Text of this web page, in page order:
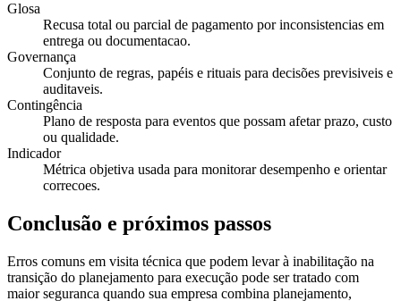
Glosa
Recusa total ou parcial de pagamento por inconsistencias em
entrega ou documentacao.
Governança
Conjunto de regras, papéis e rituais para decisões previsiveis e
auditaveis.
Contingência
Plano de resposta para eventos que possam afetar prazo, custo
ou qualidade.
Indicador
Métrica objetiva usada para monitorar desempenho e orientar
correcoes.
Conclusão e próximos passos
Erros comuns em visita técnica que podem levar à inabilitação na
transição do planejamento para execução pode ser tratado com
maior seguranca quando sua empresa combina planejamento,